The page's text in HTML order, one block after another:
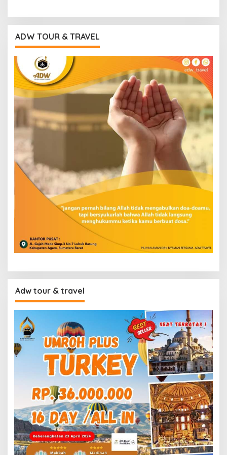
ADW TOUR & TRAVEL
Adw tour & travel